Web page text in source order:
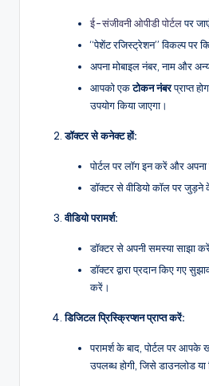
ई-संजीवनी ओपीडी पोर्टलपर
“पेशेंट रजिस्ट्रेशन” विकल्प पर
अपना मोबाइल नंबर, नाम और
आपको एकटोकन नंबरप्राप्त
उपयोग किया जाएगा।
डॉक्टर से कनेक्ट हों:
पोर्टल पर लॉग इन करें और
डॉक्टर से वीडियो कॉल पर
वीडियो परामर्श:
डॉक्टर से अपनी समस्या साझा
डॉक्टर द्वारा प्रदान किए गए
करें।
डिजिटल प्रिस्क्रिप्शन प्राप्त करें:
परामर्श के बाद, पोर्टल पर आपके
उपलब्ध होगी, जिसे डाउनलोड